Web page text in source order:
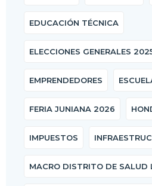
EDUCACIÓN TÉCNICA
ELECCIONES GENERALES
EMPRENDEDORES
FERIA JUNIANA 2026
IMPUESTOS
MACRO DISTRITO DE SALUD